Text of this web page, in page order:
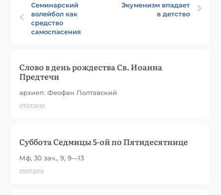
Семинарский
волейбол как
средство
самоспасения
Экуменизм впадает
в детство
Слово в день рождества Св. Иоанна
Предтечи
архиеп. Феофан Полтавский
07.07.2010
Суббота Седмицы 5-ой по Пятидесятнице
Мф, 30 зач., 9, 9—13
27.07.2013